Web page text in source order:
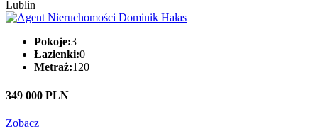
Lublin
Pokoje:3
Łazienki:0
Metraż:120
349 000 PLN
Zobacz